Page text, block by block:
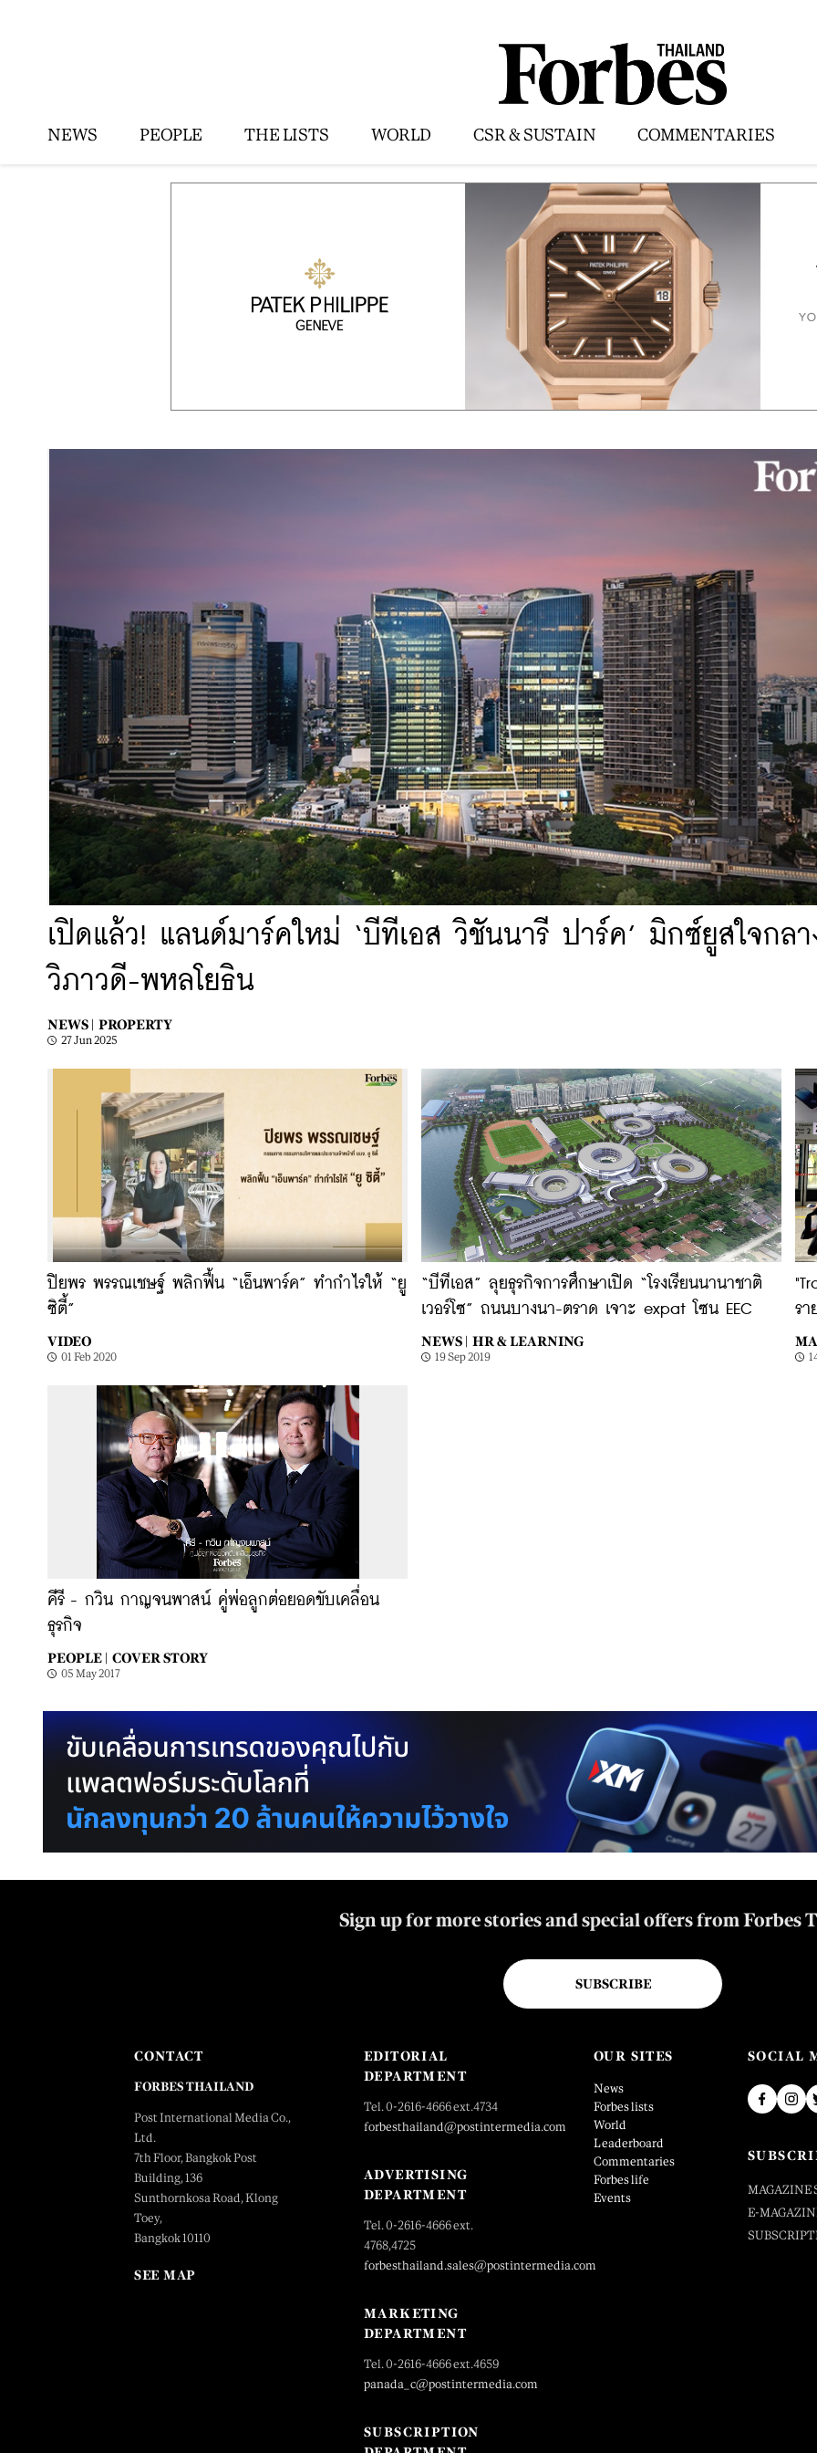
NEWS PEOPLE THE LISTS WORLD CSR & SUSTAIN COMMENTARIES
เปิดแล้ว! แลนด์มาร์คใหม่ ‘บีทีเอส วิชันนารี ปาร์ค’ มิกซ์ยูสใจกลา
วิภาวดี-พหลโยธิน
NEWS | PROPERTY
27 Jun 2025
ปิยพร พรรณเชษฐ์ พลิกฟื้น “เอ็นพาร์ค” ทำกำไรให้ “ยู
ซิตี้”
VIDEO
01 Feb 2020
“บีทีเอส” ลุยธุรกิจการศึกษาเปิด “โรงเรียนนานาชาติ
เวอร์โซ” ถนนบางนา-ตราด เจาะ expat โซน EEC
NEWS | HR & LEARNING
19 Sep 2019
รา
คีรี - กวิน กาญจนพาสน์ คู่พ่อลูกต่อยอดขับเคลื่อน
ธุรกิจ
PEOPLE | COVER STORY
05 May 2017
Sign up for more stories and special offers from Forbes
SUBSCRIBE
CONTACT
FORBES THAILAND
Post International Media Co.,
Ltd.
7th Floor, Bangkok Post
Building, 136
Sunthornkosa Road, Klong
Toey,
Bangkok 10110
SEE MAP
EDITORIAL
DEPARTMENT
Tel. 0-2616-4666 ext.4734
forbesthailand@postintermedia.com
ADVERTISING
DEPARTMENT
Tel. 0-2616-4666 ext.
4768,4725
forbesthailand.sales@postintermedia.com
MARKETING
DEPARTMENT
Tel. 0-2616-4666 ext.4659
panada_c@postintermedia.com
SUBSCRIPTION
OUR SITES
News
Forbes lists
World
Leaderboard
Commentaries
Forbes life
Events
SOCIAL
MAGAZINE
E-